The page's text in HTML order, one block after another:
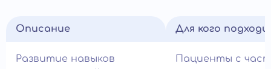
Описание
Развитие навыков
Для кого
Пациенты с